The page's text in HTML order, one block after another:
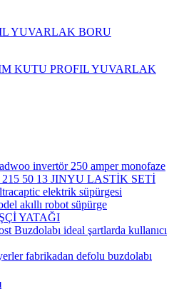
KUTU PROFIL YUVARLAK
invertör 250 amper monofaze
215 50 13 JINYU LASTİK SETİ
elektrik süpürgesi
akıllı robot süpürge
YATAĞI
Buzdolabı ideal şartlarda kullanıcı
fabrikadan defolu buzdolabı